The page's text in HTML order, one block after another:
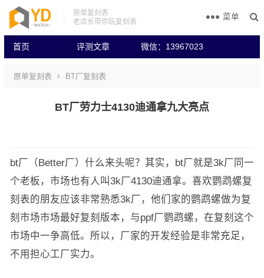
原单复刻表
老店长带你玩复刻表
首页 评测文章 微信：13967023
菜单
原单复刻表 BT厂复刻表
BT厂劳力士4130迪通拿九大亮点
bt厂（Better厂）什么来头呢？其实，bt厂就是3k厂同一
个老板，市场也有人叫3k厂4130迪通拿。喜欢鹦鹉螺复
刻表的朋友应该非常熟悉3k厂，他们家的鹦鹉螺做为复
刻市场市场最好复刻版本，与ppf厂鹦鹉螺，在复刻这个
市场中一争高低。所以，厂家的开发经验是非常充足，
不用担心工厂实力。